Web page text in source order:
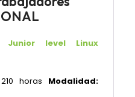
Junior level Linux
210 horas Modalidad: